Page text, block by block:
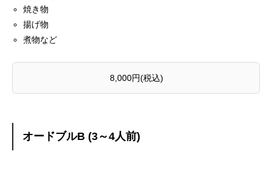
焼き物
揚げ物
煮物など
8,000円(税込)
オードブルB (3～4人前)